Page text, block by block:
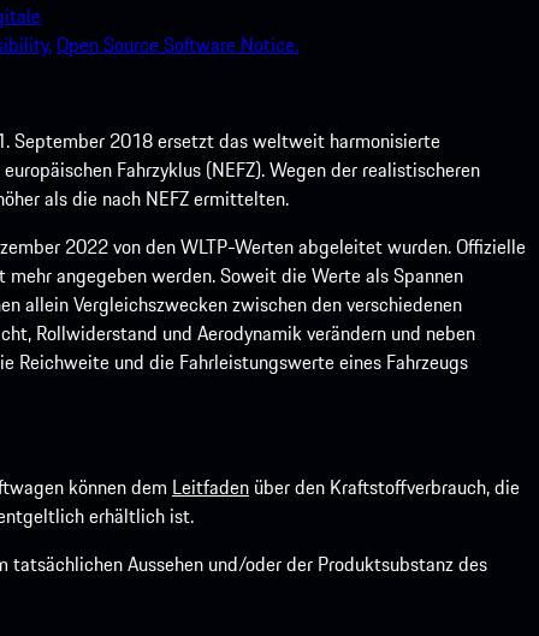
Open Source Software Notice.
September 2018 ersetzt das weltweit harmonisierte
Fahrzyklus (NEFZ). Wegen der realistischeren
als die nach NEFZ ermittelten.
2022 von den WLTP-Werten abgeleitet wurden. Offizielle
angegeben werden. Soweit die Werte als Spannen
allein Vergleichszwecken zwischen den verschiedenen
Rollwiderstand und Aerodynamik verändern und neben
Reichweite und die Fahrleistungswerte eines Fahrzeugs
können dem Leitfaden über den Kraftstoffverbrauch, die
erhältlich ist.
Aussehen und/oder der Produktsubstanz des